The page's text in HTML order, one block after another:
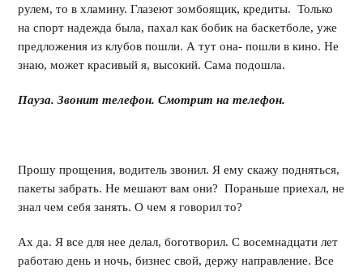
рулем, то в хламину. Глазеют зомбоящик, кредиты. Только
на спорт надежда была, пахал как бобик на баскетболе, уже
предложения из клубов пошли. А тут она- пошли в кино. Не
знаю, может красивый я, высокий. Сама подошла.
Пауза. Звонит телефон. Смотрит на телефон.
Прошу прощения, водитель звонил. Я ему скажу подняться,
пакеты забрать. Не мешают вам они? Пораньше приехал, не
знал чем себя занять. О чем я говорил то?
Ах да. Я все для нее делал, боготворил. С восемнадцати лет
работаю день и ночь, бизнес свой, держу направление. Все